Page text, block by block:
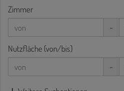
Zimmer
-
Nutzfläche (von/bis)
-